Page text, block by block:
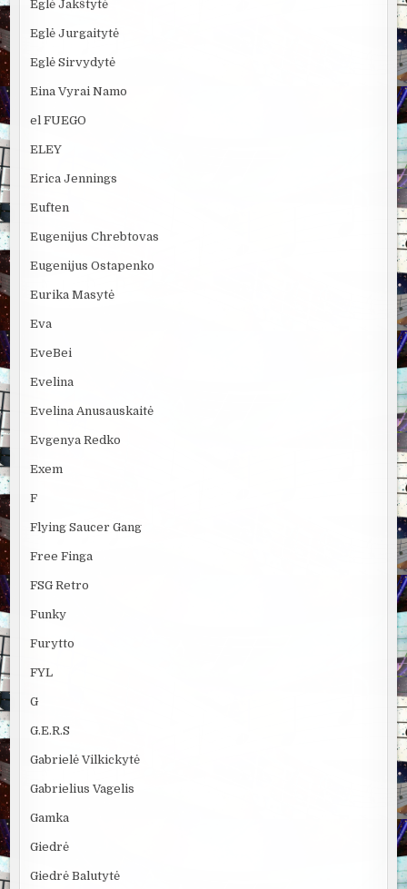
Eglė Jakštytė
Eglė Jurgaitytė
Eglė Sirvydytė
Eina Vyrai Namo
el FUEGO
ELEY
Erica Jennings
Euften
Eugenijus Chrebtovas
Eugenijus Ostapenko
Eurika Masytė
Eva
EveBei
Evelina
Evelina Anusauskaitė
Evgenya Redko
Exem
F
Flying Saucer Gang
Free Finga
FSG Retro
Funky
Furytto
FYL
G
G.E.R.S
Gabrielė Vilkickytė
Gabrielius Vagelis
Gamka
Giedrė
Giedrė Balutytė